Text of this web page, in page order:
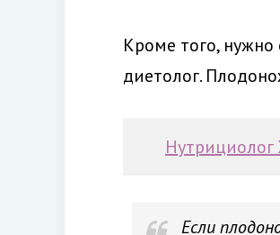
Кроме того,
диетолог.
Если